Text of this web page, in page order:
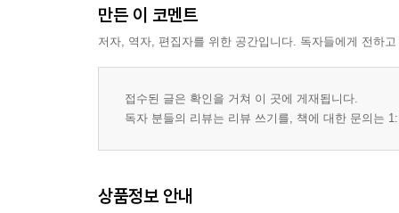
만든 이 코멘트
저자, 역자, 편집자를 위한 공간입니다. 독자들에게 전하
접수된 글은 확인을 거쳐 이 곳에 게재됩니다.
독자 분들의 리뷰는 리뷰 쓰기를, 책에 대한 문의는
상품정보 안내